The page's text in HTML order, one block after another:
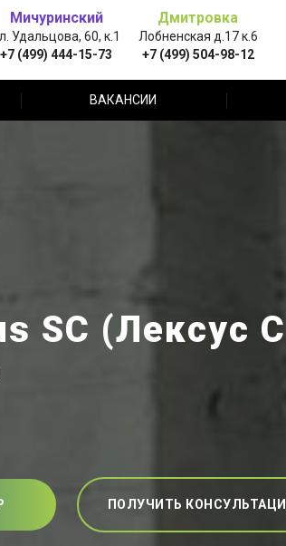
Мичуринский
Удальцова, 60, к.1
+7 (499) 444-15-73
Дмитровка
Лобненская д.17 к.6
+7 (499) 504-98-12
ВАКАНСИИ
SC (Лексус
ПОЛУЧИТЬ